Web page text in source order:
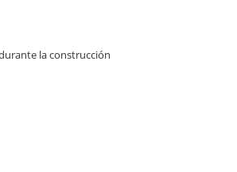
la construcción